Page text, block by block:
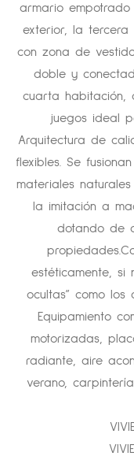
armario
exterior, la tercera
con zona de
doble y
cuarta habitación,
juegos ideal
Arquitectura de
flexibles. Se
materiales
la imitación a
dotando de
estéticamente, si
ocultas” como los
Equipamiento
motorizadas,
radiante, aire
verano,